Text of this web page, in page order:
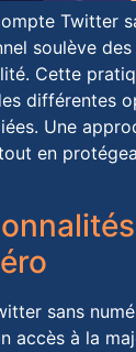
Twitter
soulève
Cette
différentes
Une
en
sans
accès à la